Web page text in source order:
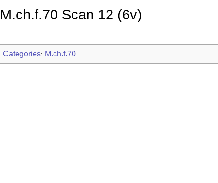
M.ch.f.70 Scan 12 (6v)
Categories: M.ch.f.70